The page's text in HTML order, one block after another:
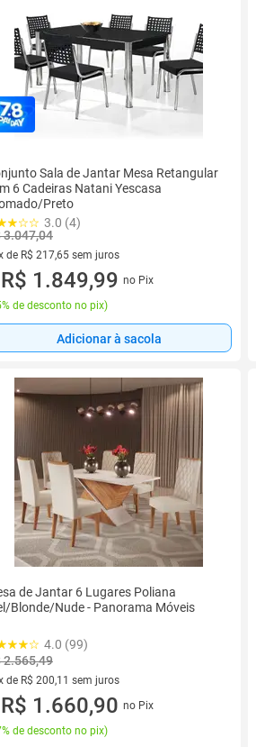
Sala de Jantar Mesa Retangular
6 Cadeiras Natani Yescasa
Preto
3.0 (4)
3.047,04
de R$ 217,65 sem juros
vez de R$ 217,65 sem juros
R$ 1.849,99 no Pix
de desconto no pix)
Adicionar à sacola
de Jantar 6 Lugares Poliana
Blonde/Nude - Panorama Móveis
4.0 (99)
2.565,49
de R$ 200,11 sem juros
vez de R$ 200,11 sem juros
R$ 1.660,90 no Pix
de desconto no pix)